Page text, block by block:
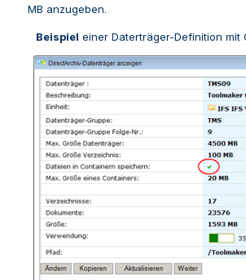
MB anzugeben.
Beispiel einer Daterträger-Definition mit